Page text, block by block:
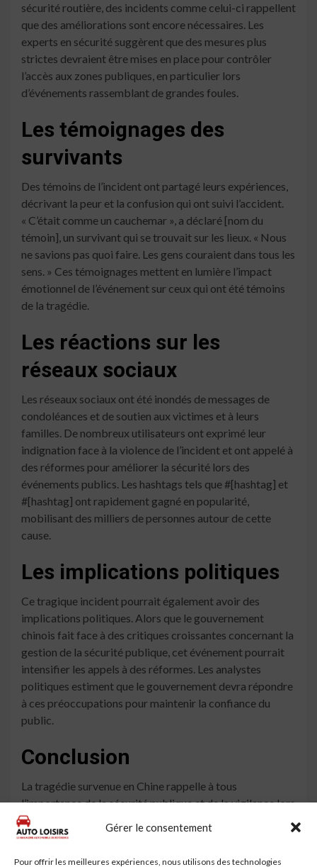
Gérer le consentement
Pour offrir les meilleures expériences, nous utilisons des technologies
sécurité routière, des incidents comme celui-ci rappellent
que des améliorations sont encore nécessaires. Les
experts en sécurité suggèrent que des mesures plus
strictes devraient être mises en place pour contrôler
l’accès aux zones publiques, en particulier lors
d’événements rassemblant de grandes foules.
Les témoignages des
survivants
Des témoins de l’incident ont partagé leurs expériences,
décrivant la peur et la confusion qui ont suivi l’accident.
« C’était comme un cauchemar », a déclaré [nom du
témoin], un survivant qui se trouvait sur les lieux. « Nous
ne savions pas quoi faire. Les gens couraient dans tous les
sens. » Ces témoignages mettent en lumière l’impact
émotionnel de l’événement sur ceux qui ont été témoins
de la tragédie.
Les réactions sur les
réseaux sociaux
Les réseaux sociaux ont été inondés de messages de
condoléances et de soutien aux victimes et à leurs
familles. De nombreux utilisateurs ont exprimé leur
indignation face à la violence de l’incident et ont appelé à
des réformes pour améliorer la sécurité lors des
événements publics. Les hashtags tels que #[hashtag] et
#[hashtag] ont rapidement gagné en popularité,
mobilisant des milliers de personnes autour de cette
cause.
Les implications politiques
Ce tragique incident pourrait également avoir des
implications politiques. Alors que le gouvernement
chinois fait face à des critiques croissantes concernant la
gestion de la sécurité publique, cet événement pourrait
intensifier les appels à des réformes. Les analystes
politiques estiment que le gouvernement devra répondre
à ces préoccupations pour maintenir la confiance du
public.
Conclusion
La tragédie survenue en Chine rappelle à tous
l’importance de la sécurité publique et de la vigilance lors
des événements rassemblant de grandes foules. Alors
que les enquêtes se poursuivent et que les autorités